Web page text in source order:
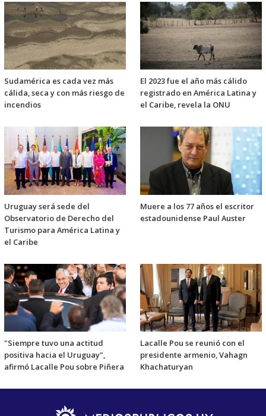
Sudamérica es cada vez más
cálida, seca y con más riesgo de
incendios
El 2023 fue el año más cálido
registrado en América Latina y
el Caribe, revela la ONU
Uruguay será sede del
Observatorio de Derecho del
Turismo para América Latina y
el Caribe
Muere a los 77 años el escritor
estadounidense Paul Auster
"Siempre tuvo una actitud
positiva hacia el Uruguay",
afirmó Lacalle Pou sobre Piñera
Lacalle Pou se reunió con el
presidente armenio, Vahagn
Khachaturyan